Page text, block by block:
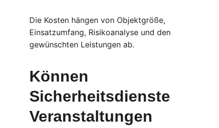
Die Kosten hängen von Objektgröße,
Einsatzumfang, Risikoanalyse und den
gewünschten Leistungen ab.
Können
Sicherheitsdienste
Veranstaltungen